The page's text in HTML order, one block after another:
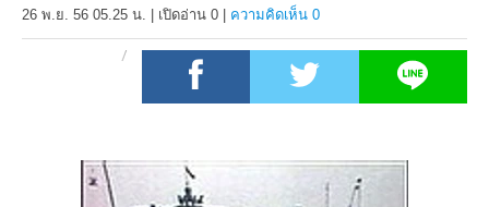
26 พ.ย. 56 05.25 น. เปิดอ่าน 0 ความคิดเห็น 0